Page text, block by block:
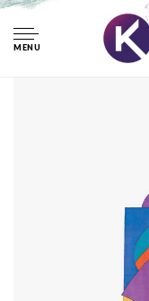
MENU
Poster -
Premium Print,